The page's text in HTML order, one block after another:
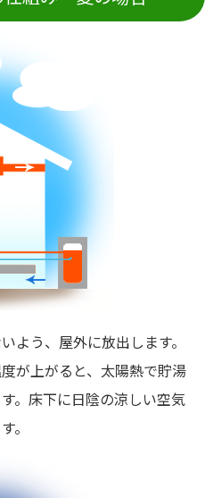
よう、屋外に放出します。
が上がると、太陽熱で貯湯
。床下に日陰の涼しい空気
。